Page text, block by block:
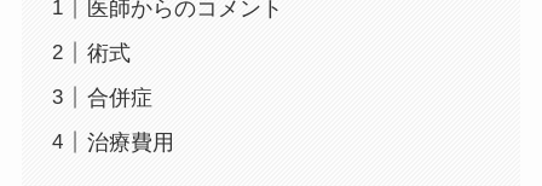
医師からのコメント
術式
合併症
治療費用